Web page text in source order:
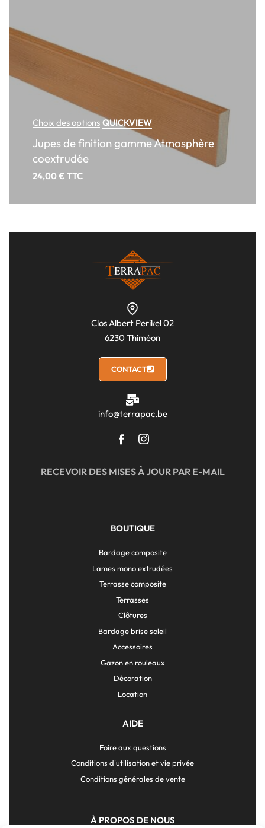
Choix des options QUICKVIEW
Jupes de finition gamme Atmosphère
coextrudée
24,00€ TTC
Clos Albert Perikel 02
6230 Thiméon
CONTACT
info@terrapac.be
RECEVOIR DES MISES À JOUR PAR E-MAIL
BOUTIQUE
Bardage composite
Lames mono extrudées
Terrasse composite
Terrasses
Clôtures
Bardage brise soleil
Accessoires
Gazon en rouleaux
Décoration
Location
AIDE
Foire aux questions
Conditions d'utilisation et vie privée
Conditions générales de vente
À PROPOS DE NOUS